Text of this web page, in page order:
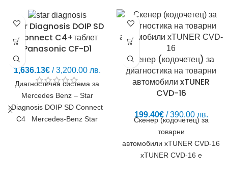
Star Diagnosis DOIP SD
Connect C4+таблет
Panasonic CF-D1
1,636.13€ / 3,200.00 лв.
Диагностична система за
Mercedes Benz – Star
Diagnosis DOIP SD Connect
C4 Mercedes-Benz Star
Скенер (кодочетец) за
диагностика на товарни
автомобили xTUNER
CVD-16
199.40€ / 390.00 лв.
Скенер (кодочетец) за
товарни
автомобили xTUNER CVD-16
xTUNER CVD-16 е